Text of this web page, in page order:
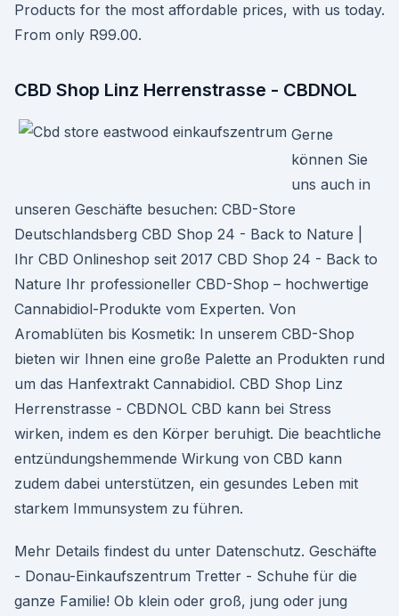
Products for the most affordable prices, with us today.
From only R99.00.
CBD Shop Linz Herrenstrasse - CBDNOL
Gerne
können Sie
uns auch in
unseren Geschäfte besuchen: CBD-Store
Deutschlandsberg CBD Shop 24 - Back to Nature |
Ihr CBD Onlineshop seit 2017 CBD Shop 24 - Back to
Nature Ihr professioneller CBD-Shop – hochwertige
Cannabidiol-Produkte vom Experten. Von
Aromablüten bis Kosmetik: In unserem CBD-Shop
bieten wir Ihnen eine große Palette an Produkten rund
um das Hanfextrakt Cannabidiol. CBD Shop Linz
Herrenstrasse - CBDNOL CBD kann bei Stress
wirken, indem es den Körper beruhigt. Die beachtliche
entzündungshemmende Wirkung von CBD kann
zudem dabei unterstützen, ein gesundes Leben mit
starkem Immunsystem zu führen.
Mehr Details findest du unter Datenschutz. Geschäfte
- Donau-Einkaufszentrum Tretter - Schuhe für die
ganze Familie! Ob klein oder groß, jung oder jung